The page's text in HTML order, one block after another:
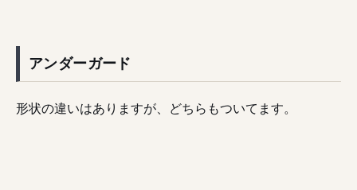
アンダーガード
形状の違いはありますが、どちらもついてます。